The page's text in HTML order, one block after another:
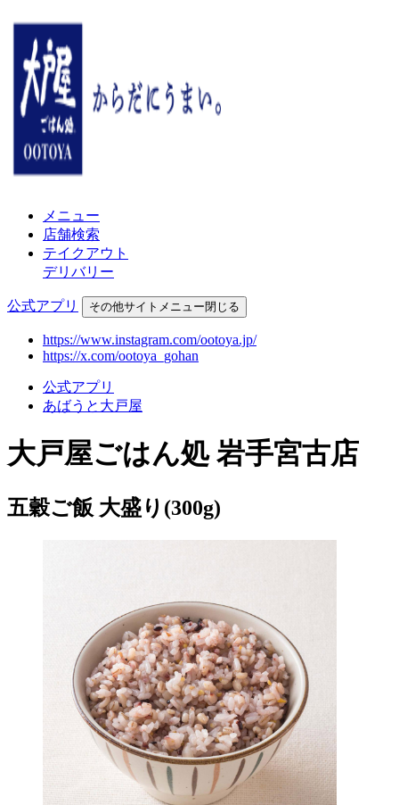
メニュー
店舗検索
テイクアウト
デリバリー
公式アプリ その他サイトメニュー閉じる
https://www.instagram.com/ootoya.jp/
https://x.com/ootoya_gohan
公式アプリ
あばうと大戸屋
大戸屋ごはん処 岩手宮古店
五穀ご飯 大盛り(300g)